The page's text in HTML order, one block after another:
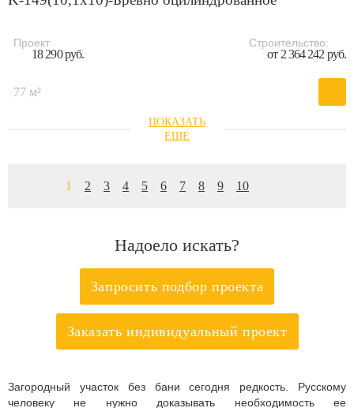
Проект
18 290 руб.
Строительство:
от 2 364 242 руб.
77 м²
1 2 3 4 5 6 7 8 9 10
Надоело искать?
Запросить подбор проекта
Заказать индивидуальный проект
Загородный участок без бани сегодня редкость. Русскому
человеку не нужно доказывать необходимость ее